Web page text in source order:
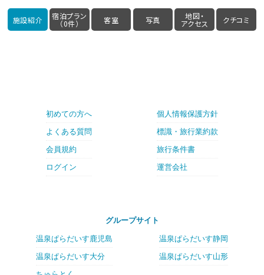
施設紹介 宿泊プラン
（0件） 客室 写真 地図・
アクセス クチコミ
初めての方へ
よくある質問
会員規約
ログイン
個人情報保護方針
標識・旅行業約款
旅行条件書
運営会社
グループサイト
温泉ぱらだいす鹿児島
温泉ぱらだいす大分
温泉ぱらだいす静岡
温泉ぱらだいす山形